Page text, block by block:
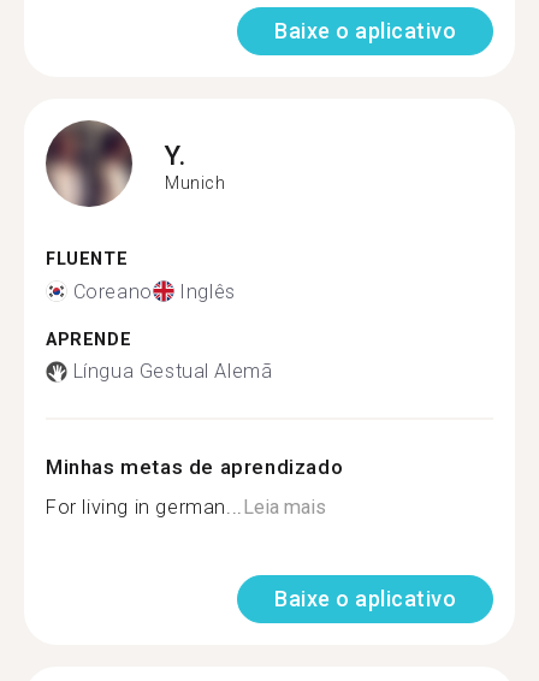
Baixe o aplicativo
Y.
Munich
FLUENTE
Coreano Inglês
APRENDE
Língua Gestual Alemã
Minhas metas de aprendizado
For living in german...Leia mais
Baixe o aplicativo